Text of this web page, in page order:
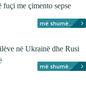
fuçi me çimento sepse
më shumë...
në Ukrainë dhe Rusi
më shumë...